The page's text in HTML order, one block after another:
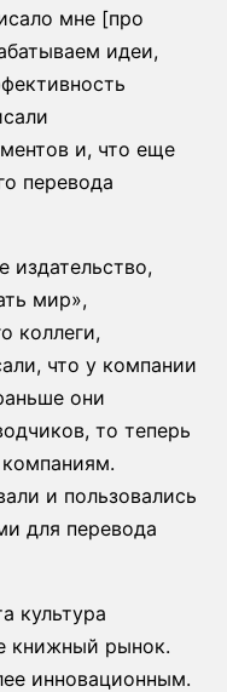
мне [про
идеи,
и, что еще
перевода
издательство,
мир»,
коллеги,
что у компании
они
то теперь
и пользовались
для перевода
культура
книжный рынок.
инновационным.